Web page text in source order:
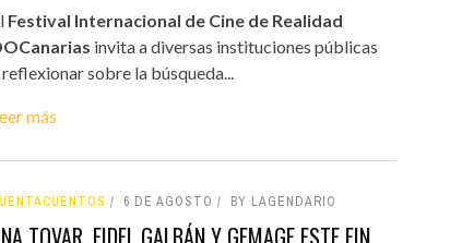
Festival Internacional de Cine de Realidad
invita a diversas instituciones públicas
sobre la búsqueda...
más
6 DE AGOSTO BY LAGENDARIO
TOVAR, FIDEL GALBÁN Y GEMAGE ESTE FIN